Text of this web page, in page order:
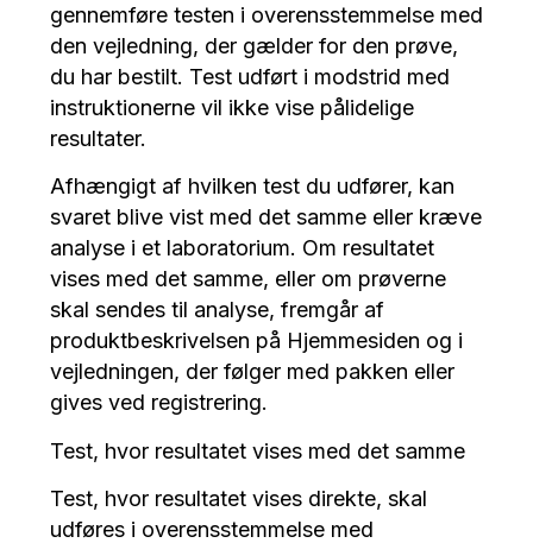
gennemføre testen i overensstemmelse med
den vejledning, der gælder for den prøve,
du har bestilt. Test udført i modstrid med
instruktionerne vil ikke vise pålidelige
resultater.
Afhængigt af hvilken test du udfører, kan
svaret blive vist med det samme eller kræve
analyse i et laboratorium. Om resultatet
vises med det samme, eller om prøverne
skal sendes til analyse, fremgår af
produktbeskrivelsen på Hjemmesiden og i
vejledningen, der følger med pakken eller
gives ved registrering.
Test, hvor resultatet vises med det samme
Test, hvor resultatet vises direkte, skal
udføres i overensstemmelse med